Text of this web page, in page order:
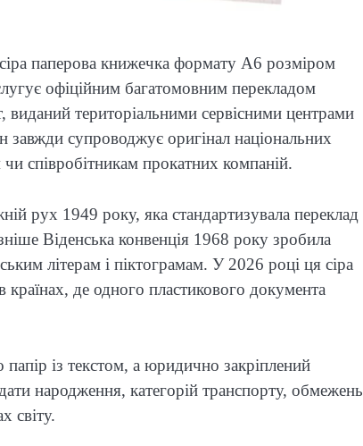
паперова книжечка формату А6 розміром
офіційним багатомовним перекладом
виданий територіальними сервісними центрами
завжди супроводжує оригінал національних
співробітникам прокатних компаній.
рух 1949 року, яка стандартизувала переклад
Віденська конвенція 1968 року зробила
літерам і піктограмам. У 2026 році ця сіра
де одного пластикового документа
із текстом, а юридично закріплений
народження, категорій транспорту, обмежень
світу.